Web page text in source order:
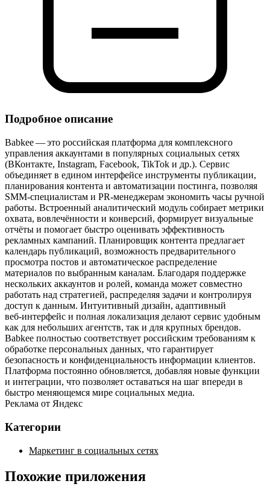
Подробное описание
Babkee — это российская платформа для комплексного
управления аккаунтами в популярных социальных сетях
(ВКонтакте, Instagram, Facebook, TikTok и др.). Сервис
объединяет в едином интерфейсе инструменты публикации,
планирования контента и автоматизации постинга, позволяя
SMM‑специалистам и PR‑менеджерам экономить часы ручной
работы. Встроенный аналитический модуль собирает метрики
охвата, вовлечённости и конверсий, формирует визуальные
отчёты и помогает быстро оценивать эффективность
рекламных кампаний. Планировщик контента предлагает
календарь публикаций, возможность предварительного
просмотра постов и автоматическое распределение
материалов по выбранным каналам. Благодаря поддержке
нескольких аккаунтов и ролей, команда может совместно
работать над стратегией, распределяя задачи и контролируя
доступ к данным. Интуитивный дизайн, адаптивный
веб‑интерфейс и полная локализация делают сервис удобным
как для небольших агентств, так и для крупных брендов.
Babkee полностью соответствует российским требованиям к
обработке персональных данных, что гарантирует
безопасность и конфиденциальность информации клиентов.
Платформа постоянно обновляется, добавляя новые функции
и интеграции, что позволяет оставаться на шаг впереди в
быстро меняющемся мире социальных медиа.
Реклама от Яндекс
Категории
Маркетинг в социальных сетях
Похожие приложения